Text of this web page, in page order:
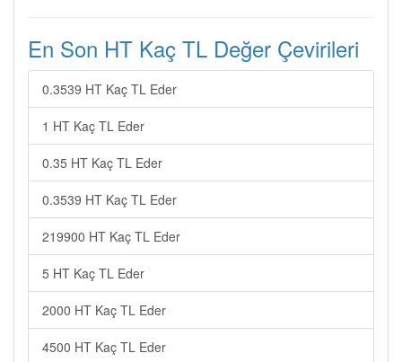
En Son HT Kaç TL Değer Çevirileri
0.3539 HT Kaç TL Eder
1 HT Kaç TL Eder
0.35 HT Kaç TL Eder
0.3539 HT Kaç TL Eder
219900 HT Kaç TL Eder
5 HT Kaç TL Eder
2000 HT Kaç TL Eder
4500 HT Kaç TL Eder